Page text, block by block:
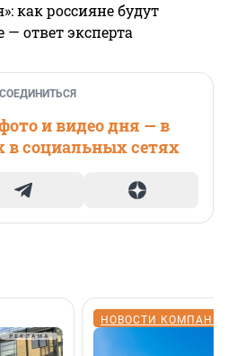
как россияне будут
— ответ эксперта
и видео дня — в
в социальных сетях
НОВОСТИ